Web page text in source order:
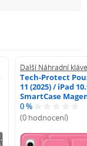
Další Náhradní
Tech-Protect
11 (2025) / iPad
SmartCase
0 %
(0 hodnocení)